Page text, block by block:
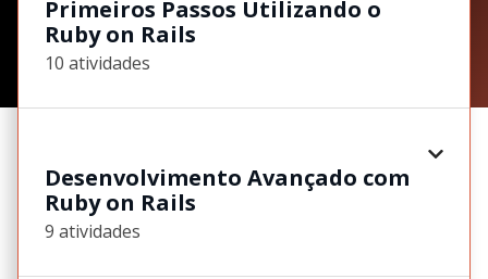
Primeiros Passos Utilizando o
Ruby on Rails
10 atividades
Desenvolvimento Avançado com
Ruby on Rails
9 atividades